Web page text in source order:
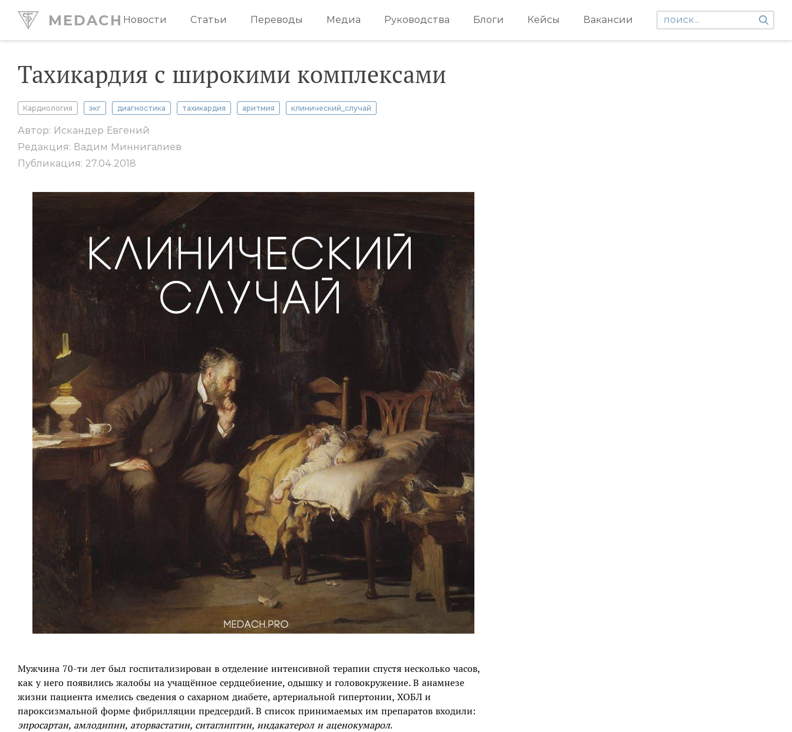
MEDACH Новости Статьи Переводы Медиа Руководства Блоги Кейсы Вакансии
Тахикардия с широкими комплексами
Кардиология экг диагностика тахикардия аритмия клинический_случай
Автор: Искандер Евгений
Редакция: Вадим Миннигалиев
Публикация: 27.04.2018
Мужчина 70-ти лет был госпитализирован в отделение интенсивной терапии спустя несколько часов,
как у него появились жалобы на учащённое сердцебиение, одышку и головокружение. В анамнезе
жизни пациента имелись сведения о сахарном диабете, артериальной гипертонии, ХОБЛ и
пароксизмальной форме фибрилляции предсердий. В список принимаемых им препаратов входили:
эпросартан, амлодипин, аторвастатин, ситаглиптин, индакатерол и аценокумарол.